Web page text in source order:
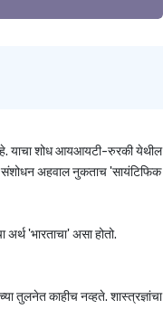
याचा शोध आयआयटी-रुरकी येथील
संशोधन अहवाल नुकताच 'सायंटिफिक
'भारताचा' असा होतो.
तुलनेत काहीच नव्हते. शास्त्रज्ञांचा